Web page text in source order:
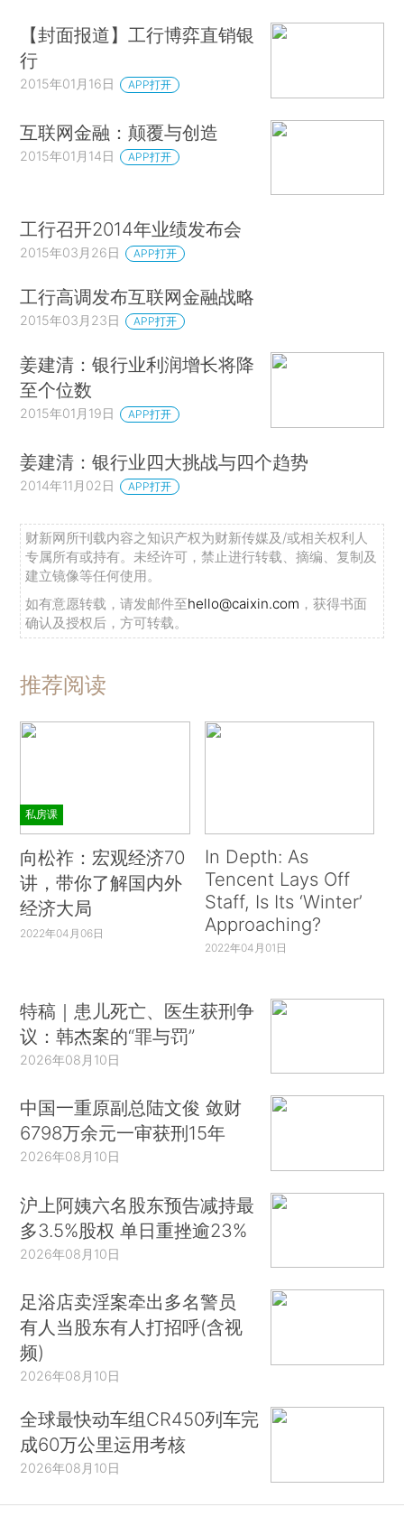
【封面报道】工行博弈直销银
行
2015年01月16日 APP打开
互联网金融：颠覆与创造
2015年01月14日 APP打开
工行召开2014年业绩发布会
2015年03月26日 APP打开
工行高调发布互联网金融战略
2015年03月23日 APP打开
姜建清：银行业利润增长将降
至个位数
2015年01月19日 APP打开
姜建清：银行业四大挑战与四个趋势
2014年11月02日 APP打开
财新网所刊载内容之知识产权为财新传媒及/或相关权利人
专属所有或持有。未经许可，禁止进行转载、摘编、复制及
建立镜像等任何使用。
如有意愿转载，请发邮件至hello@caixin.com ，获得书面
确认及授权后，方可转载。
推荐阅读
私房课
向松祚：宏观经济70
讲，带你了解国内外
经济大局
2022年04月06日
In Depth: As
Tencent Lays Off
Staff, Is Its ‘Winter’
Approaching?
2022年04月01日
特稿｜患儿死亡、医生获刑争
议：韩杰案的“罪与罚”
2026年08月10日
中国一重原副总陆文俊 敛财
6798万余元一审获刑15年
2026年08月10日
沪上阿姨六名股东预告减持最
多3.5%股权 单日重挫逾23%
2026年08月10日
足浴店卖淫案牵出多名警员
有人当股东有人打招呼(含视
频)
2026年08月10日
全球最快动车组CR450列车完
成60万公里运用考核
2026年08月10日